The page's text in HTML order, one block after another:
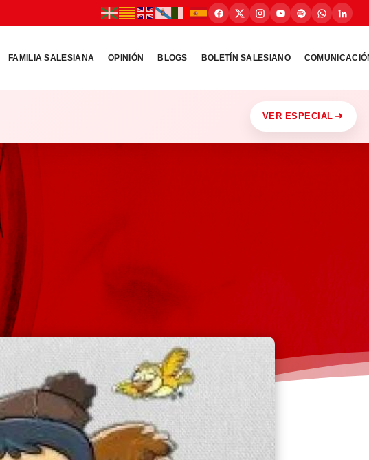
FAMILIA SALESIANA OPINIÓN BLOGS BOLETÍN SALESIANO
VER ESPECIAL